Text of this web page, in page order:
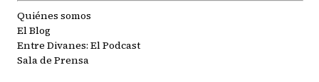
Quiénes somos
El Blog
Entre Divanes: El Podcast
Sala de Prensa